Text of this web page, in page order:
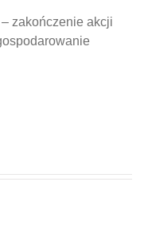
zakończenie akcji